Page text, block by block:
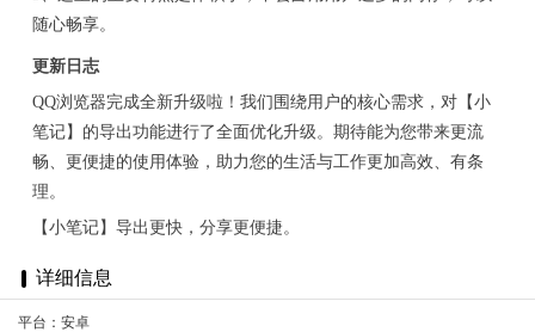
随心畅享。
更新日志
QQ浏览器完成全新升级啦！我们围绕用户的核心需求，对【小
笔记】的导出功能进行了全面优化升级。期待能为您带来更流
畅、更便捷的使用体验，助力您的生活与工作更加高效、有条
理。
【小笔记】导出更快，分享更便捷。
详细信息
平台：安卓